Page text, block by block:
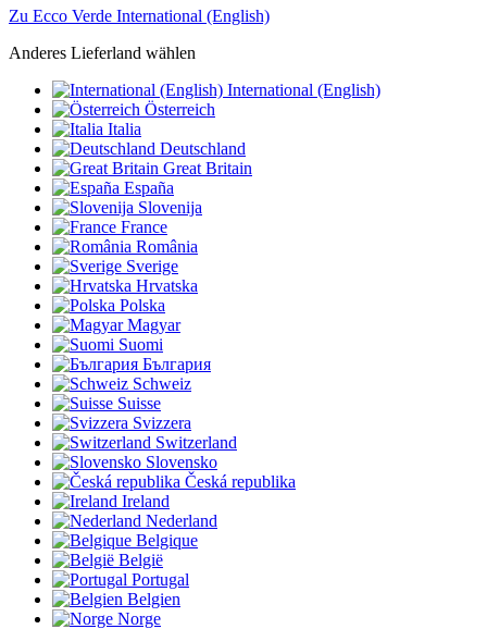
Zu Ecco Verde International (English)
Anderes Lieferland wählen
International (English)
Österreich
Italia
Deutschland
Great Britain
España
Slovenija
France
România
Sverige
Hrvatska
Polska
Magyar
Suomi
България
Schweiz
Suisse
Svizzera
Switzerland
Slovensko
Česká republika
Ireland
Nederland
Belgique
België
Portugal
Belgien
Norge